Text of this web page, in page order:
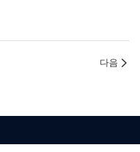
다음